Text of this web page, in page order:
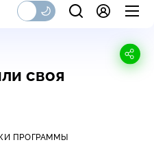
своя
ПРОГРАММЫ